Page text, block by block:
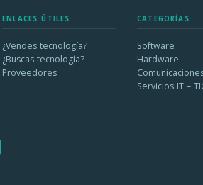
ENLACES ÚTILES
¿Vendes tecnología?
¿Buscas tecnología?
Proveedores
CATEGORÍAS
Software
Hardware
Servicios IT –